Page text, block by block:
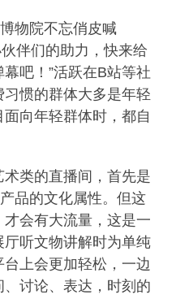
物院不忘俏皮喊
伙伴们的助力，快来给
吧！”活跃在B站等社
惯的群体大多是年轻
向年轻群体时，都自
类的直播间，首先是
品的文化属性。但这
会有大流量，这是一
听文物讲解时为单纯
上会更加轻松，一边
讨论、表达，时刻的